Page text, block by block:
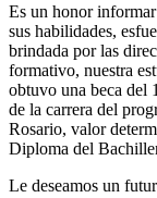
Es un honor
sus habilidades,
brindada por las
formativo, nuestra
obtuvo una beca del
de la carrera del
Rosario, valor
Diploma del
Le deseamos un